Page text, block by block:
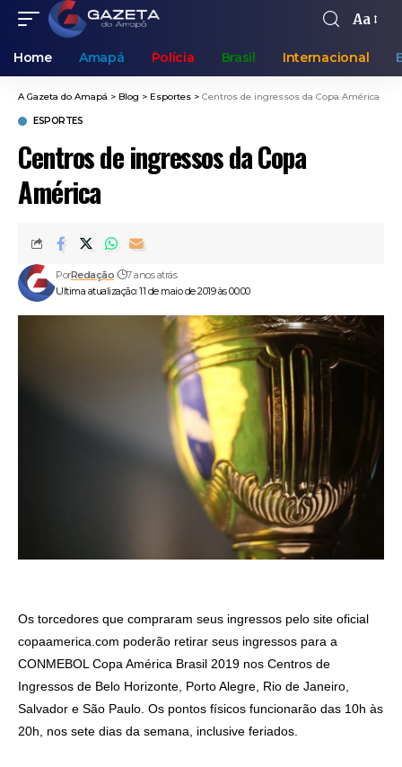
Aa
Home Amapá Polícia Brasil Internacional
A Gazeta do Amapá > Blog > Esportes > Centros de ingressos da Copa América
ESPORTES
Centros de ingressos da Copa
América
Ultima atualização: 11 de maio de 2019 às 00:00
PorRedação 7 anos atrás
Os torcedores que compraram seus ingressos pelo site oficial
copaamerica.com poderão retirar seus ingressos para a
CONMEBOL Copa América Brasil 2019 nos Centros de
Ingressos de Belo Horizonte, Porto Alegre, Rio de Janeiro,
Salvador e São Paulo. Os pontos físicos funcionarão das 10h às
20h, nos sete dias da semana, inclusive feriados.